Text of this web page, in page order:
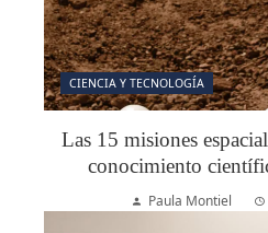
CIENCIA Y TECNOLOGÍA
Las 15 misiones
conocimiento
Paula Montiel